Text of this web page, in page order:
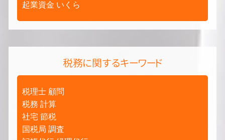
起業資金 いくら
税務に関するキーワード
税理士 顧問
税務 計算
社宅 節税
国税局 調査